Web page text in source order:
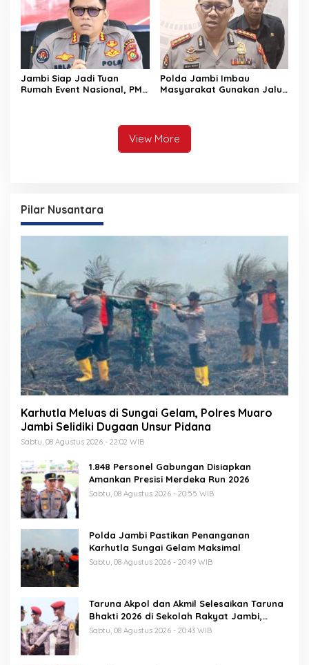
Jambi Siap Jadi Tuan
Rumah Event Nasional, PMR
Polda Jambi Imbau
Masyarakat Gunakan Jalur
Merdeka Run 2026
View More
Pilar Nusantara
Karhutla Meluas di Sungai Gelam, Polres Muaro
Jambi Selidiki Dugaan Unsur Pidana
Sabtu, 08 Agustus 2026 - 22:02 WIB
1.848 Personel Gabungan Disiapkan
Amankan Presisi Merdeka Run 2026
Sabtu, 08 Agustus 2026 - 20:55 WIB
Polda Jambi Pastikan Penanganan
Karhutla Sungai Gelam Maksimal
Sabtu, 08 Agustus 2026 - 20:49 WIB
Taruna Akpol dan Akmil Selesaikan Taruna
Bhakti 2026 di Sekolah Rakyat Jambi,
Kegiatan Berlangsung Aman dan Lancar
Sabtu, 08 Agustus 2026 - 20:43 WIB